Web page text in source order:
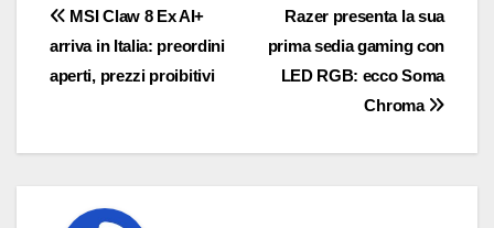
Navigazione
articoli
Razer presenta la sua
prima sedia gaming con
LED RGB: ecco Soma
Chroma
MSI Claw 8 Ex AI+
arriva in Italia: preordini
aperti, prezzi proibitivi